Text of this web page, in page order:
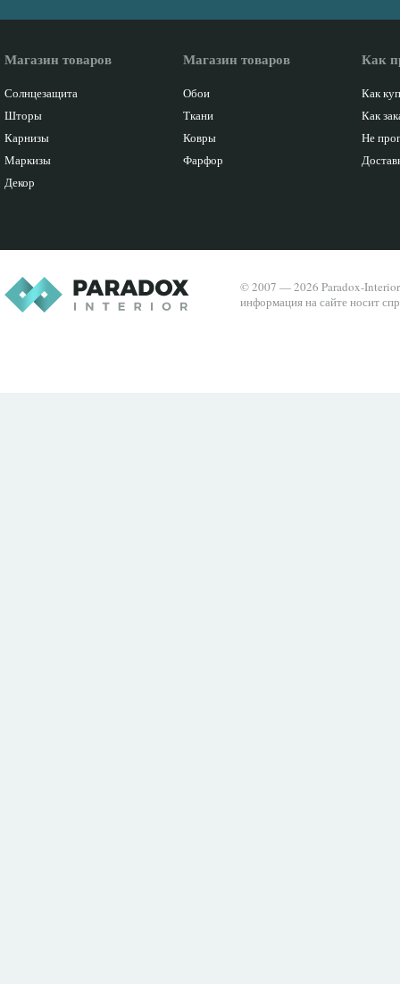
Магазин товаров
Солнцезащита
Шторы
Карнизы
Маркизы
Декор
Магазин товаров
Обои
Ткани
Ковры
Фарфор
Как
Как
Как
Не
© 2007 — 2026 Paradox-
информация на сайте носит